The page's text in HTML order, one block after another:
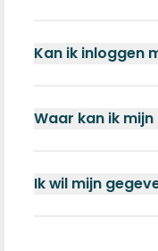
Kan ik inloggen
Waar kan ik
Ik wil mijn